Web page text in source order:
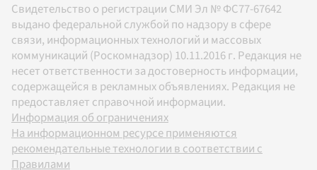
Свидетельство о регистрации СМИ Эл № ФС77-67642
выдано федеральной службой по надзору в сфере
связи, информационных технологий и массовых
коммуникаций (Роскомнадзор) 10.11.2016 г. Редакция не
несет ответственности за достоверность информации,
содержащейся в рекламных объявлениях. Редакция не
предоставляет справочной информации.
Информация об ограничениях
На информационном ресурсе применяются
рекомендательные технологии в соответствии с
Правилами